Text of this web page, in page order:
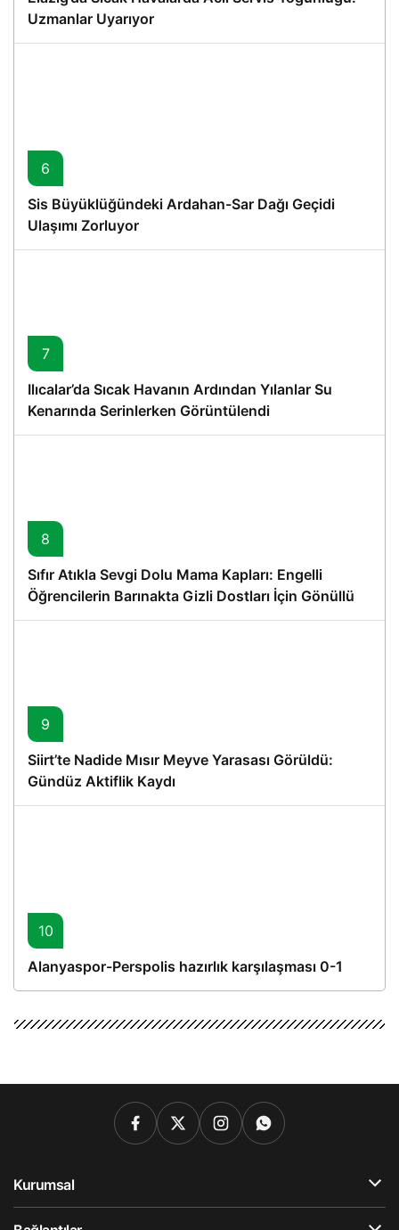
Uzmanlar Uyarıyor
6
Sis Büyüklüğündeki Ardahan-Sar Dağı Geçidi
Ulaşımı Zorluyor
7
Ilıcalar’da Sıcak Havanın Ardından Yılanlar Su
Kenarında Serinlerken Görüntülendi
8
Sıfır Atıkla Sevgi Dolu Mama Kapları: Engelli
Öğrencilerin Barınakta Gizli Dostları İçin Gönüllü
Proje
9
Siirt’te Nadide Mısır Meyve Yarasası Görüldü:
Gündüz Aktiflik Kaydı
10
Alanyaspor-Perspolis hazırlık karşılaşması 0-1
Kurumsal